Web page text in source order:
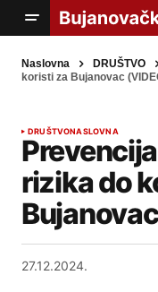
Naslovna DRUŠTVO
koristi za Bujanovac
DRUŠTVONASLOVNA
rizika do
27.12.2024.